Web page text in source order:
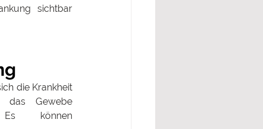
sichtbar
die Krankheit
das Gewebe
Es können